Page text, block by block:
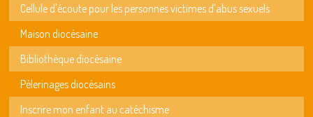
Cellule d'écoute pour les personnes victimes d'abus sexuels
Maison diocésaine
Bibliothèque diocésaine
Pèlerinages diocésains
Inscrire mon enfant au catéchisme